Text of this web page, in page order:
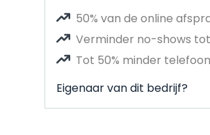
50% van de online
Verminder no-shows
Tot 50% minder
Eigenaar van dit bedrijf?